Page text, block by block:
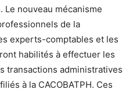
nouveau mécanisme
de la
experts-comptables et les
habilités à effectuer les
transactions administratives
à la CACOBATPH. Ces